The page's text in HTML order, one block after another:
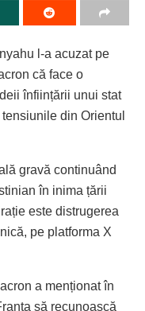
l-a acuzat pe
că face o
înființării unui stat
din Orientul
gravă continuând
în inima țării
este distrugerea
pe platforma X
a menționat în
să recunoască